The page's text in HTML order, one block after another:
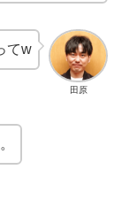
田原
てw